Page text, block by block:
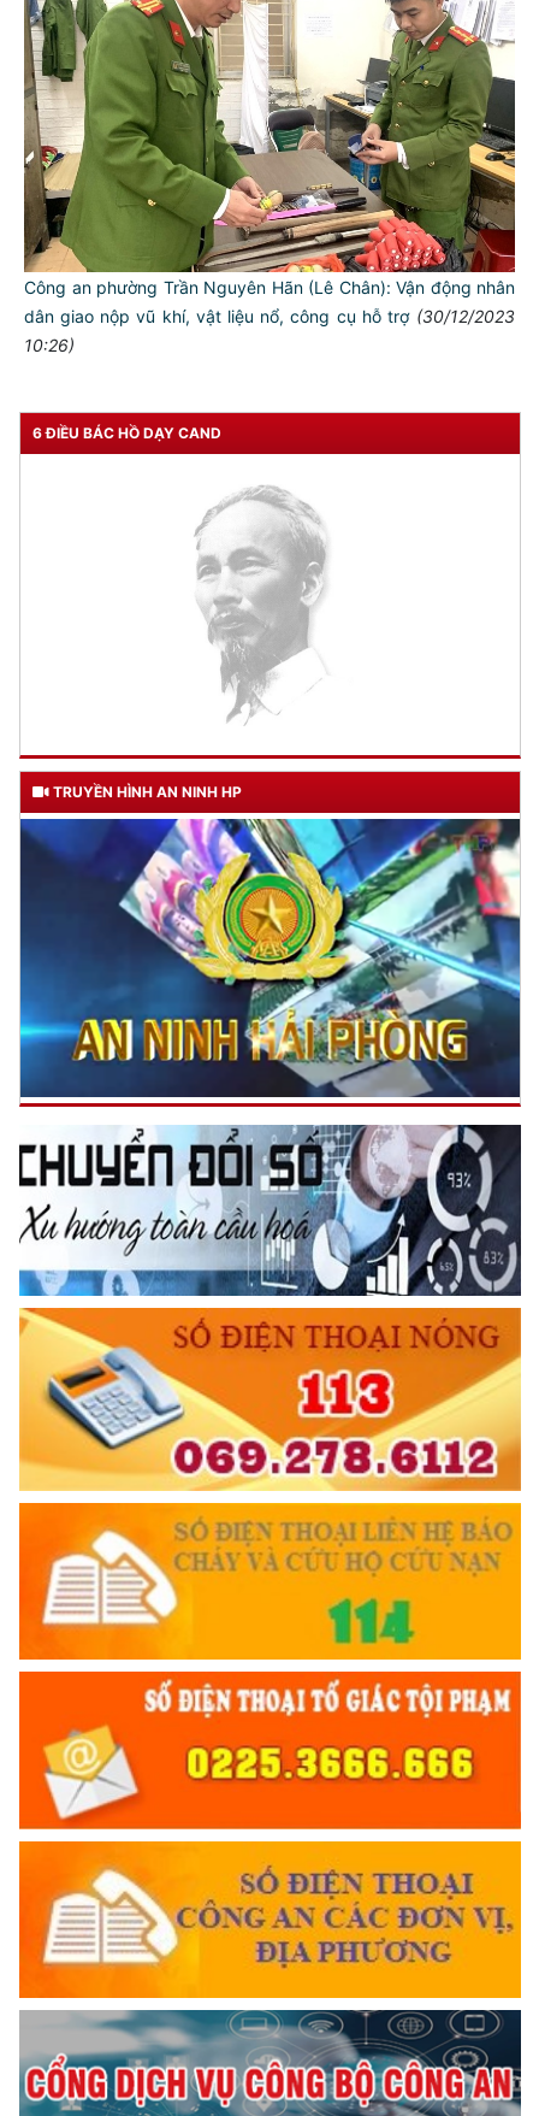
Công an phường Trần Nguyên Hãn (Lê Chân): Vận động nhân
dân giao nộp vũ khí, vật liệu nổ, công cụ hỗ trợ (30/12/2023
10:26)
6 ĐIỀU BÁC HỒ DẠY CAND
TƯ CÁCH
NGƯỜI CÔNG AN CÁCH MỆNH LÀ:
Đối với tự mình, phải
CẦN, KIỆM, LIÊM, CHÍNH
Đối với đồng sự, phải
THÂN ÁI GIÚP ĐỠ
TUYỆT ĐỐI TRUNG THÀNH
Đối với nhân dân, phải
KÍNH TRỌNG LỄ PHÉP
Đối với công việc, phải
TẬN TỤY
Đối với địch, phải
CƯƠNG QUYẾT, KHÔN KHÉO
Trích thư Chủ tịch Hồ Chí Minh
gửi Công an Khu XII,
ngày 11 tháng 3 năm 1948.
TRUYỀN HÌNH AN NINH HP